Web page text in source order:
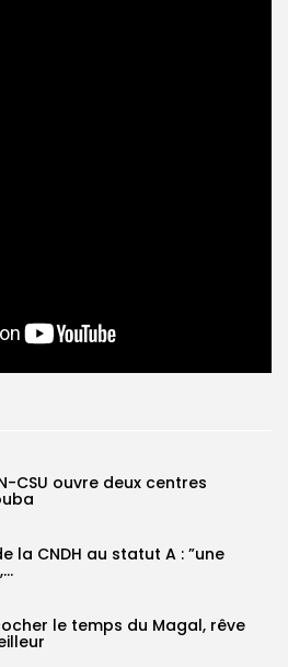
CSU ouvre deux centres
la CNDH au statut A : ”une
le temps du Magal, rêve